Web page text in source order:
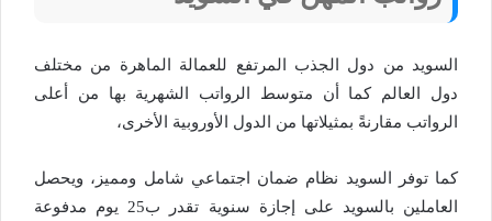
السويد من دول الجذب المرتفع للعمالة الماهرة من مختلف
دول العالم كما أن متوسط الرواتب الشهرية بها من أعلى
الرواتب مقارنةً بمثيلاتها من الدول الأوروبية الأخرى،
كما توفر السويد نظام ضمان اجتماعي شامل ومميز، ويحصل
العاملين بالسويد على إجازة سنوية تقدر ب25 يوم مدفوعة